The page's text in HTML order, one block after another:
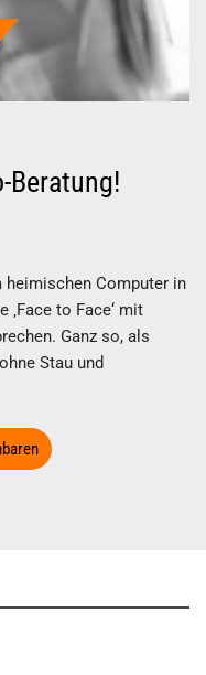
Beratung!
heimischen Computer in
‚Face to Face‘ mit
Ganz so, als
Stau und